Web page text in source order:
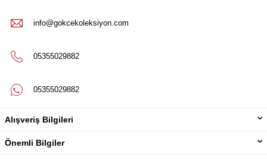
info@gokcekoleksiyon.com
05355029882
05355029882
Alışveriş Bilgileri
Önemli Bilgiler